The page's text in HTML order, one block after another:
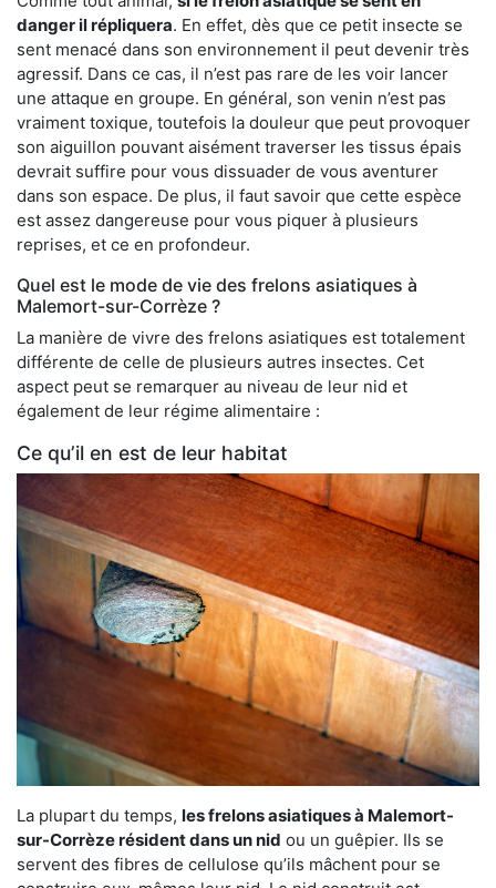
danger il répliquera. En effet, dès que ce petit insecte se
sent menacé dans son environnement il peut devenir très
agressif. Dans ce cas, il n’est pas rare de les voir lancer
une attaque en groupe. En général, son venin n’est pas
vraiment toxique, toutefois la douleur que peut provoquer
son aiguillon pouvant aisément traverser les tissus épais
devrait suffire pour vous dissuader de vous aventurer
dans son espace. De plus, il faut savoir que cette espèce
est assez dangereuse pour vous piquer à plusieurs
reprises, et ce en profondeur.
Quel est le mode de vie des frelons asiatiques à
Malemort-sur-Corrèze ?
La manière de vivre des frelons asiatiques est totalement
différente de celle de plusieurs autres insectes. Cet
aspect peut se remarquer au niveau de leur nid et
également de leur régime alimentaire :
Ce qu’il en est de leur habitat
La plupart du temps, les frelons asiatiques à Malemort-
sur-Corrèze résident dans un nid ou un guêpier. Ils se
servent des fibres de cellulose qu’ils mâchent pour se